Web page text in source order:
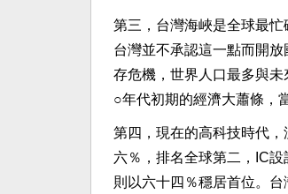
第三，台灣海峽是全球最
台灣並不承認這一點而開
存危機，世界人口最多與
○年代初期的經濟大蕭條，
第四，現在的高科技時代
六％，排名全球第二，IC
則以六十四％穩居首位。